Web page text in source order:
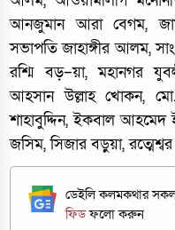
আনজুমান আরা বেগম,
সভাপতি জাহাঙ্গীর আলম,
রশ্মি বড়–য়া, মহানগর
আহসান উল্লাহ খোকন,
শাহাবুদ্দিন, ইকবাল
জসিম, সিজার বড়ুয়া,
ডেইলি কলমকথার
ফিডফলো করুন